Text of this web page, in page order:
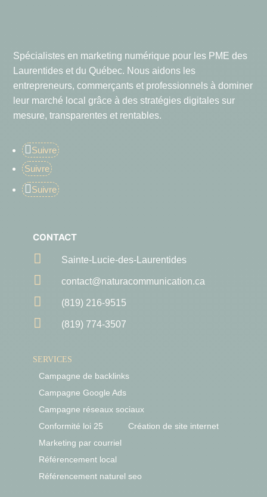
Spécialistes en marketing numérique pour les PME des
Laurentides et du Québec. Nous aidons les
entrepreneurs, commerçants et professionnels à dominer
leur marché local grâce à des stratégies digitales sur
mesure, transparentes et rentables.
Suivre
Suivre
Suivre
CONTACT
 Sainte-Lucie-des-Laurentides
 contact@naturacommunication.ca
 (819) 216-9515
 (819) 774-3507
SERVICES
Campagne de backlinks
Campagne Google Ads
Campagne réseaux sociaux
Conformité loi 25
Création de site internet
Marketing par courriel
Référencement local
Référencement naturel seo